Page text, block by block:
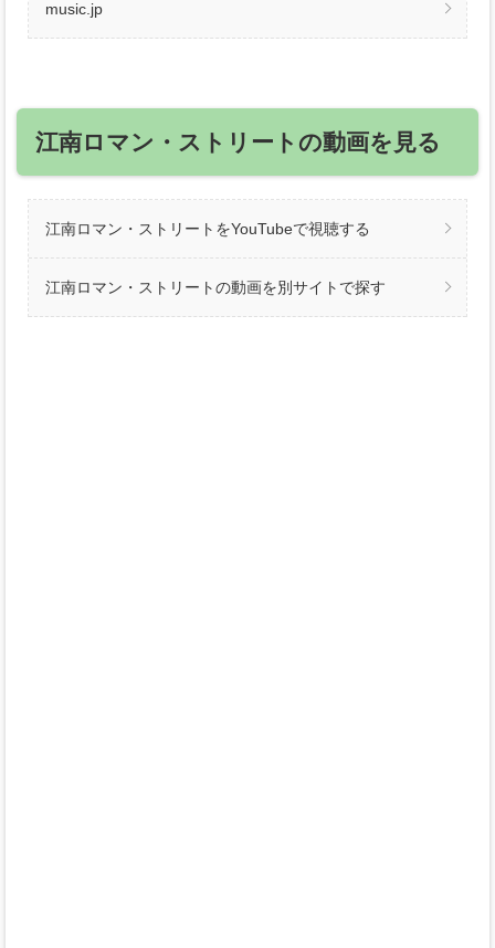
music.jp
江南ロマン・ストリートの動画を見る
江南ロマン・ストリートをYouTubeで視聴する
江南ロマン・ストリートの動画を別サイトで探す